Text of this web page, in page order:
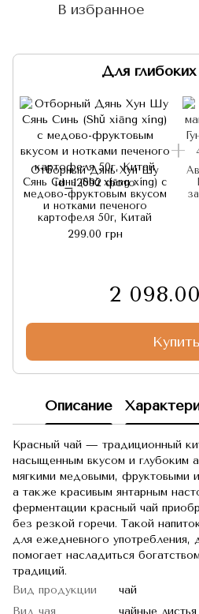
В избранное
Для
Отборный Дянь Хун Шу
Сянь Синь (Shǔ xiāng xíng) с
медово-фруктовым вкусом
и нотками печеного
картофеля 50г, Китай
299.00 грн
2
Купить
Описание
Красный чай — традиционный
насыщенным вкусом и глубоким
мягкими медовыми, фруктовыми
а также красивым янтарным
ферментации красный чай
без резкой горечи. Такой
для ежедневного
помогает насладиться
традиций.
Вид продукции
чай
Вид чая
чайные листья